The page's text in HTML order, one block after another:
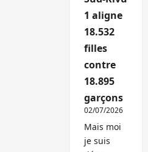
1 aligne
18.532
filles
contre
18.895
garçons
02/07/2026
Mais moi
je suis